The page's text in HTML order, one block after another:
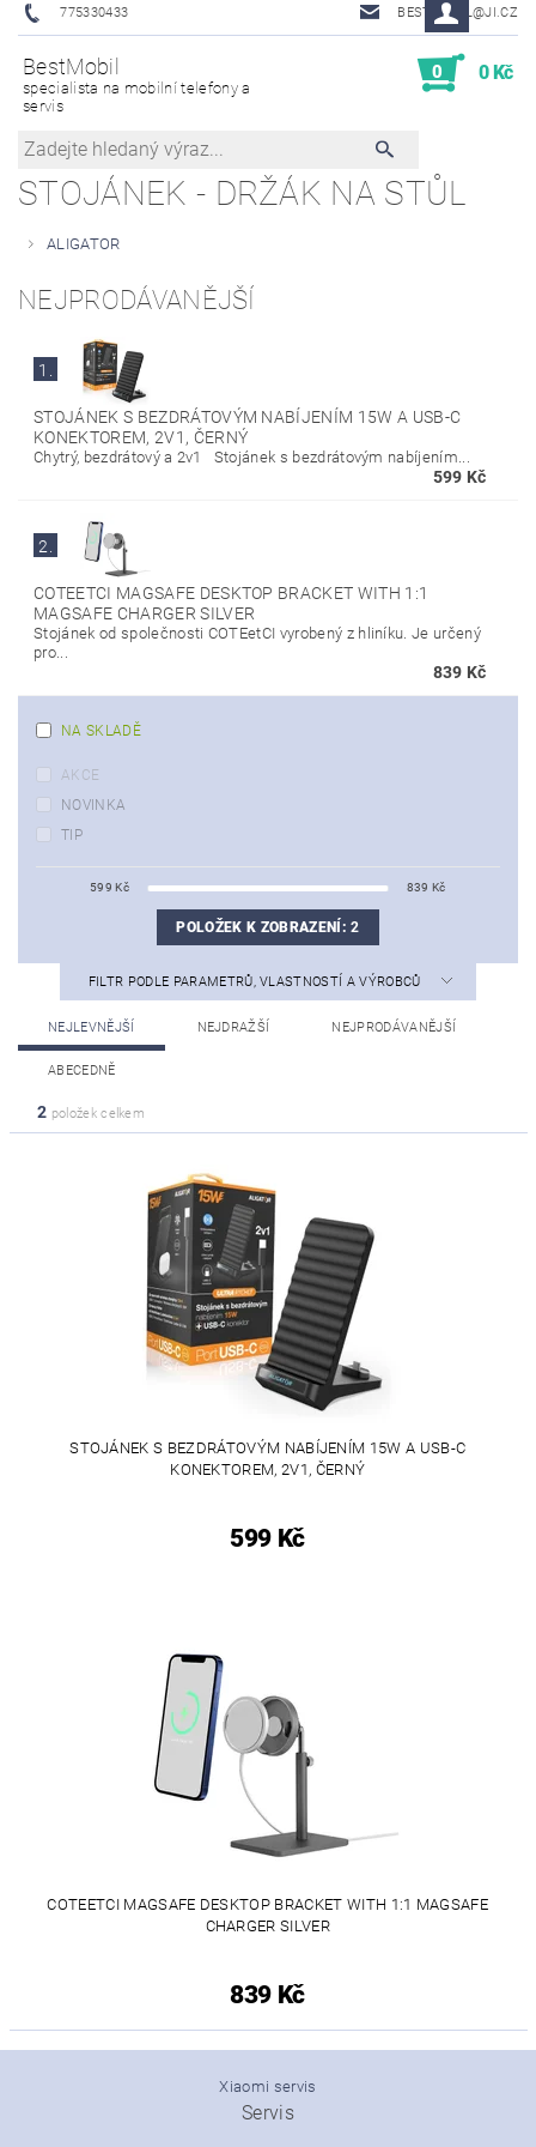
775330433 BESTMOBIL@JI.CZ
BestMobil
specialista na mobilní telefony a
servis
0 0 Kč
STOJÁNEK - DRŽÁK NA STŮL
ALIGATOR
NEJPRODÁVANĚJŠÍ
1.
STOJÁNEK S BEZDRÁTOVÝM NABÍJENÍM 15W A USB-C
KONEKTOREM, 2V1, ČERNÝ
Chytrý, bezdrátový a 2v1 Stojánek s bezdrátovým nabíjením...
599 Kč
2.
COTEETCI MAGSAFE DESKTOP BRACKET WITH 1:1
MAGSAFE CHARGER SILVER
Stojánek od společnosti COTEetCI vyrobený z hliníku. Je určený
pro...
839 Kč
NA SKLADĚ
AKCE
NOVINKA
TIP
599 Kč 839 Kč
POLOŽEK K ZOBRAZENÍ:2
FILTR PODLE PARAMETRŮ, VLASTNOSTÍ A VÝROBCŮ
NEJLEVNĚJŠÍ NEJDRAŽŠÍ NEJPRODÁVANĚJŠÍ
ABECEDNĚ
2 položek celkem
STOJÁNEK S BEZDRÁTOVÝM NABÍJENÍM 15W A USB-C
KONEKTOREM, 2V1, ČERNÝ
599 Kč
COTEETCI MAGSAFE DESKTOP BRACKET WITH 1:1 MAGSAFE
CHARGER SILVER
839 Kč
Xiaomi servis
Servis